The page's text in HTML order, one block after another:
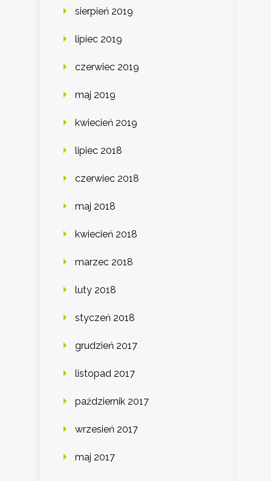
sierpień 2019
lipiec 2019
czerwiec 2019
maj 2019
kwiecień 2019
lipiec 2018
czerwiec 2018
maj 2018
kwiecień 2018
marzec 2018
luty 2018
styczeń 2018
grudzień 2017
listopad 2017
październik 2017
wrzesień 2017
maj 2017